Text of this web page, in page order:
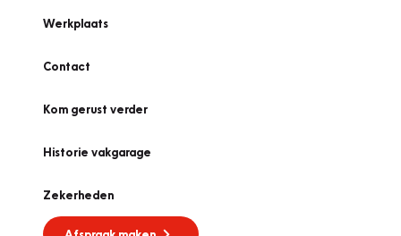
Werkplaats
Contact
Kom gerust verder
Historie vakgarage
Zekerheden